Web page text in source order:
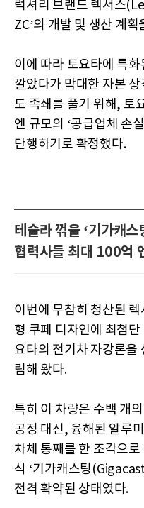
럭셔리 브랜드 렉서스
ZC’의 개발 및 생산 계
이에 따라 토요타에 특
깔았다가 막대한 자본
도 족쇄를 풀기 위해, 토
엔 규모의 ‘공급업체 손
단행하기로 확정했다.
테슬라 꺾을 ‘기가캐
협력사들 최대 100억
이번에 무참히 청산된 렉
형 쿠페 디자인에 최첨
요타의 전기차 자강론을
림해 왔다.
특히 이 차량은 수백 개
공정 대신, 융해된 알루
차체 통째를 한 조각으
식 ‘기가캐스팅
전격 확약된 상태였다.